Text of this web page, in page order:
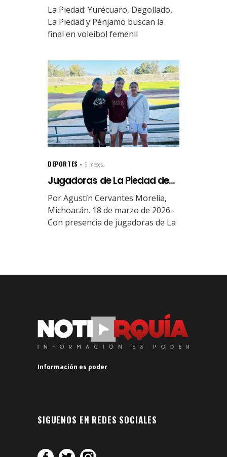
La Piedad: Yurécuaro, Degollado,
La Piedad y Pénjamo buscan la
final en voleibol femenil
DEPORTES 5 meses.
Jugadoras de La Piedad de...
Por Agustín Cervantes Morelia,
Michoacán. 18 de marzo de 2026.-
Con presencia de jugadoras de La
Información es poder
SIGUENOS EN REDES SOCIALES